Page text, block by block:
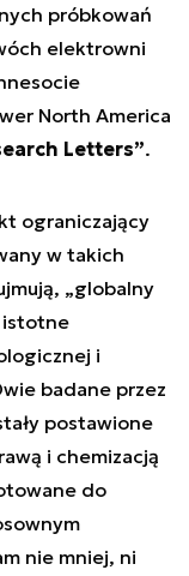
próbkowań
elektrowni
North America
Letters”.
ograniczający
w takich
„globalny
istotne
i
badane przez
postawione
i chemizacją
do
nie mniej, ni